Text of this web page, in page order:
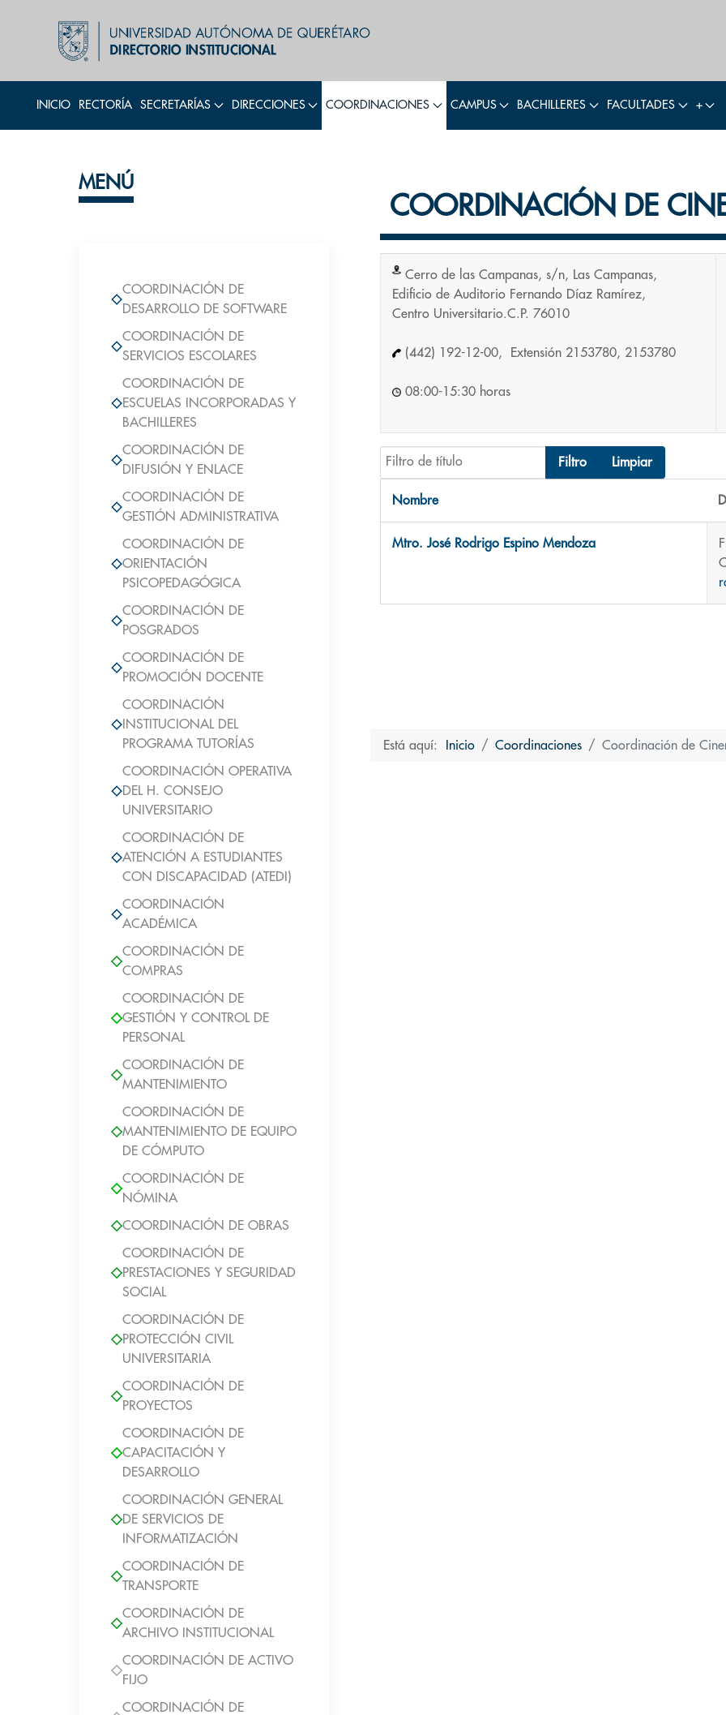
INICIO RECTORÍA SECRETARÍAS DIRECCIONES COORDINACIONES CAMPUS BACHILLERES FACULTADES +
MENÚ
COORDINACIÓN DE
DESARROLLO DE SOFTWARE
COORDINACIÓN DE
SERVICIOS ESCOLARES
COORDINACIÓN DE
ESCUELAS INCORPORADAS Y
BACHILLERES
COORDINACIÓN DE
DIFUSIÓN Y ENLACE
COORDINACIÓN DE
GESTIÓN ADMINISTRATIVA
COORDINACIÓN DE
ORIENTACIÓN
PSICOPEDAGÓGICA
COORDINACIÓN DE
POSGRADOS
COORDINACIÓN DE
PROMOCIÓN DOCENTE
COORDINACIÓN
INSTITUCIONAL DEL
PROGRAMA TUTORÍAS
COORDINACIÓN OPERATIVA
DEL H. CONSEJO
UNIVERSITARIO
COORDINACIÓN DE
ATENCIÓN A ESTUDIANTES
CON DISCAPACIDAD (ATEDI)
COORDINACIÓN
ACADÉMICA
COORDINACIÓN DE
COMPRAS
COORDINACIÓN DE
GESTIÓN Y CONTROL DE
PERSONAL
COORDINACIÓN DE
MANTENIMIENTO
COORDINACIÓN DE
MANTENIMIENTO DE EQUIPO
DE CÓMPUTO
COORDINACIÓN DE
NÓMINA
COORDINACIÓN DE OBRAS
COORDINACIÓN DE
PRESTACIONES Y SEGURIDAD
SOCIAL
COORDINACIÓN DE
PROTECCIÓN CIVIL
UNIVERSITARIA
COORDINACIÓN DE
PROYECTOS
COORDINACIÓN DE
CAPACITACIÓN Y
DESARROLLO
COORDINACIÓN GENERAL
DE SERVICIOS DE
INFORMATIZACIÓN
COORDINACIÓN DE
TRANSPORTE
COORDINACIÓN DE
ARCHIVO INSTITUCIONAL
COORDINACIÓN DE ACTIVO
FIJO
COORDINACIÓN DE
COORDINACIÓN DE
Cerro de las Campanas, s/n, Las Campanas,
Edificio de Auditorio Fernando Díaz Ramírez,
Centro Universitario.C.P. 76010
(442) 192-12-00, Extensión 2153780, 2153780
08:00-15:30 horas
Filtro de título
Filtro Limpiar
Nombre
Mtro. José Rodrigo Espino Mendoza
Está aquí: Inicio Coordinaciones Coordinación de